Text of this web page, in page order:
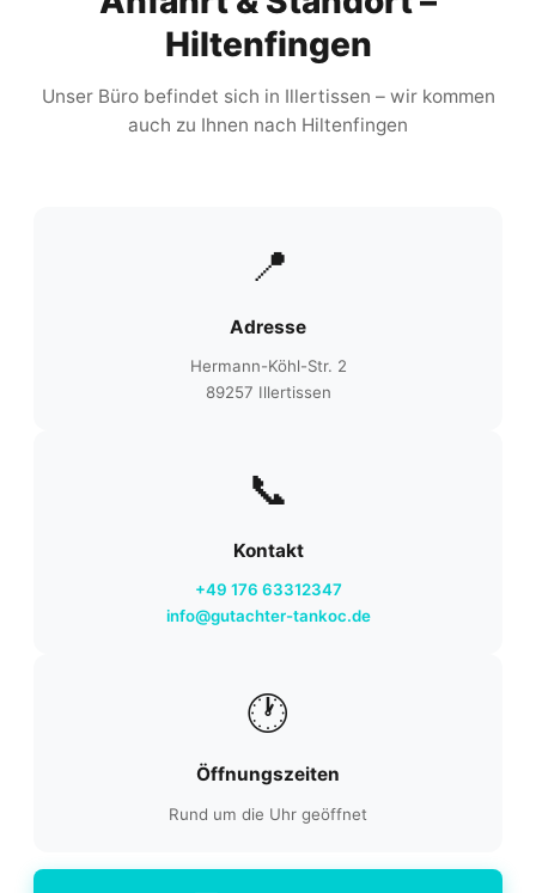
Hiltenfingen
Unser Büro befindet sich in Illertissen – wir kommen
auch zu Ihnen nach Hiltenfingen
📍
Adresse
Hermann-Köhl-Str. 2
89257 Illertissen
📞
Kontakt
+49 176 63312347
info@gutachter-tankoc.de
🕐
Öffnungszeiten
Rund um die Uhr geöffnet